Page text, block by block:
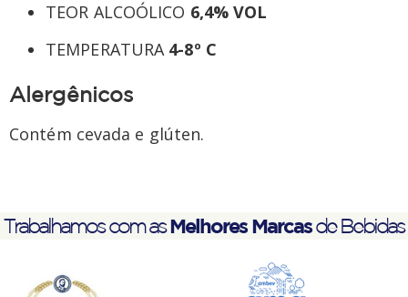
TEOR ALCOÓLICO 6,4% VOL
TEMPERATURA 4-8º C
Alergênicos
Contém cevada e glúten.
Trabalhamos com asMelhores Marcasde Bebidas